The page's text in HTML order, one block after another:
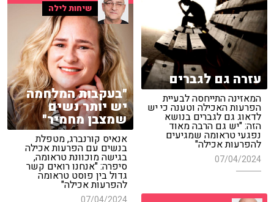
עזרה גם לגברים
המאזינה התייחסה לבעיית
הפרעות האכילה וטענה כי יש
לדאוג גם לגברים בנושא
הזה: "יש גם הרבה מאוד
נפגעי טראומה שמגיעים
להפרעות אכילה"
07/04/2024
שיחות לילה
"בעקבות המלחמה
יש יותר נשים
שמצבן מחמיר"
אנאיס קורנברג, מטפלת
בנשים עם הפרעות אכילה
בגישה מוכוונת טראומה,
סיפרה: "אנחנו רואים קשר
גדול בין פוסט טראומה
להפרעות אכילה"